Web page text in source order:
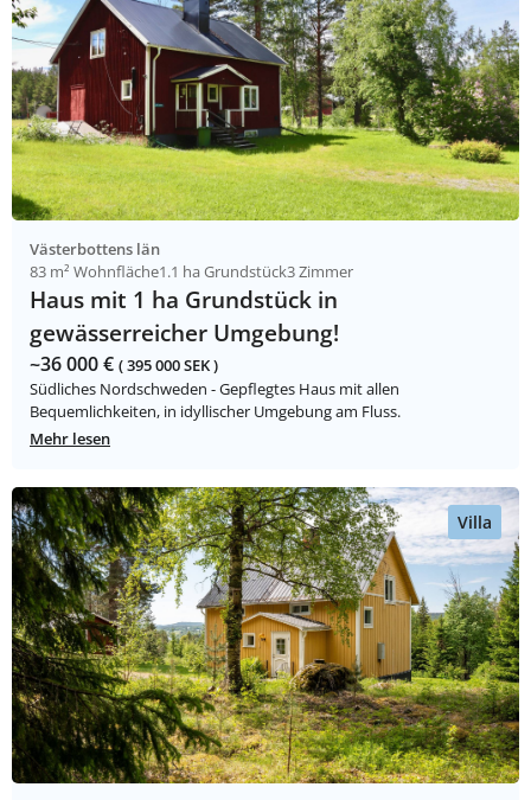
Västerbottens län
83 m² Wohnfläche1.1 ha Grundstück3 Zimmer
Haus mit 1 ha Grundstück in
gewässerreicher Umgebung!
~36 000 € ( 395 000 SEK )
Südliches Nordschweden - Gepflegtes Haus mit allen
Bequemlichkeiten, in idyllischer Umgebung am Fluss.
Mehr lesen
Villa